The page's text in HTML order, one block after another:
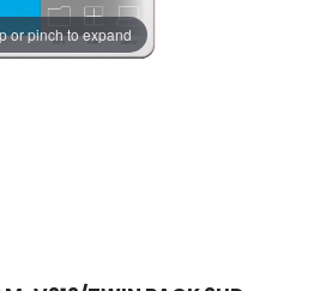
or pinch to expand